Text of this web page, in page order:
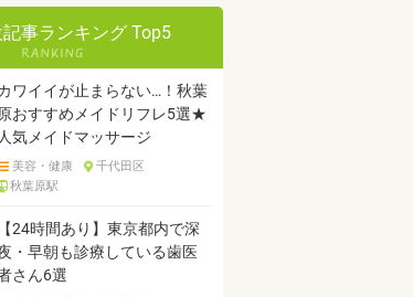
事ランキング Top5
ワイイが止まらない…！秋葉
原おすすめメイドリフレ5選★
人気メイドマッサージ
美容・健康
千代田区
秋葉原駅
【24時間あり】東京都内で深
・早朝も診療している歯医
さん6選